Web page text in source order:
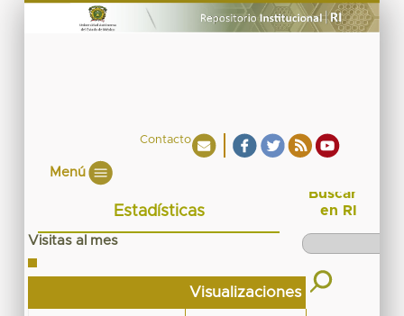
Contacto
Menú
Estadísticas
Visitas al mes
Visualizaciones
Buscar
en RI